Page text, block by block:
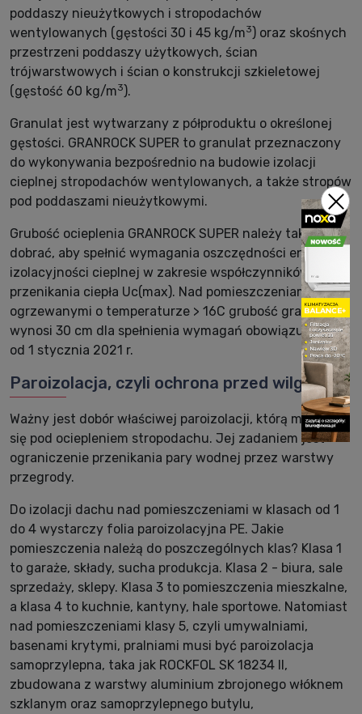
poddaszy nieużytkowych i stropodachów
wentylowanych (gęstości 30 i 45 kg/m3) oraz skośnych
przestrzeni poddaszy użytkowych, ścian
trójwarstwowych i ścian o konstrukcji szkieletowej
(gęstość 60 kg/m3).
Granulat jest wytwarzany z półproduktu o określonej
gęstości. GRANROCK SUPER to granulat przeznaczony
do wykonywania bezpośrednio na budowie izolacji
cieplnej stropodachów wentylowanych, a także stropów
pod poddaszami nieużytkowymi.
Grubość ocieplenia GRANROCK SUPER należy tak
dobrać, aby spełnić wymagania oszczędności energii i
izolacyjności cieplnej w zakresie współczynników
przenikania ciepła Uc(max). Nad pomieszczeniami
ogrzewanymi o temperaturze > 16C grubość granulatu
wynosi 30 cm dla spełnienia wymagań obowiązujących
od 1 stycznia 2021 r.
Paroizolacja, czyli ochrona przed wilgocią
Ważny jest dobór właściwej paroizolacji, którą montuje
się pod ociepleniem stropodachu. Jej zadaniem jest
ograniczenie przenikania pary wodnej przez warstwy
przegrody.
Do izolacji dachu nad pomieszczeniami w klasach od 1
do 4 wystarczy folia paroizolacyjna PE. Jakie
pomieszczenia należą do poszczególnych klas? Klasa 1
to garaże, składy, sucha produkcja. Klasa 2 - biura, sale
sprzedaży, sklepy. Klasa 3 to pomieszczenia mieszkalne,
a klasa 4 to kuchnie, kantyny, hale sportowe. Natomiast
nad pomieszczeniami klasy 5, czyli umywalniami,
basenami krytymi, pralniami musi być paroizolacja
samoprzylepna, taka jak ROCKFOL SK 18234 II,
zbudowana z warstwy aluminium zbrojonego włóknem
szklanym oraz samoprzylepnego butylu,